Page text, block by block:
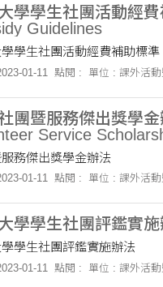
學學生社團活動經
Guidelines
學生社團活動經費補助標準
01-11 點閱 : 單位 : 課外活
團暨服務傑出獎學
Service
務傑出獎學金辦法
01-11 點閱 : 單位 : 課外活
學學生社團評鑑實
學生社團評鑑實施辦法
01-11 點閱 : 單位 : 課外活